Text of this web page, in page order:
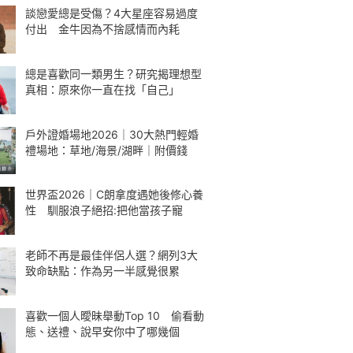
談戀愛總是受傷？4大星座容易過度
付出 金牛因為不捨感情而內耗
總是喜歡同一類男生？研究揭理想型
真相：原來你一直在找「自己」
戶外證婚場地2026｜30大熱門輕婚
禮場地：草地/海景/湖畔｜附價錢
世界盃2026｜C朗拿度遇她後修心養
性 馴服浪子絕招:把他當孩子寵
老師不再是最佳伴侶人選？網列3大
致命缺點：作為另一半感覺很累
喜歡一個人曖昧舉動Top 10 偷看動
態、送禮、說早安你中了哪幾個